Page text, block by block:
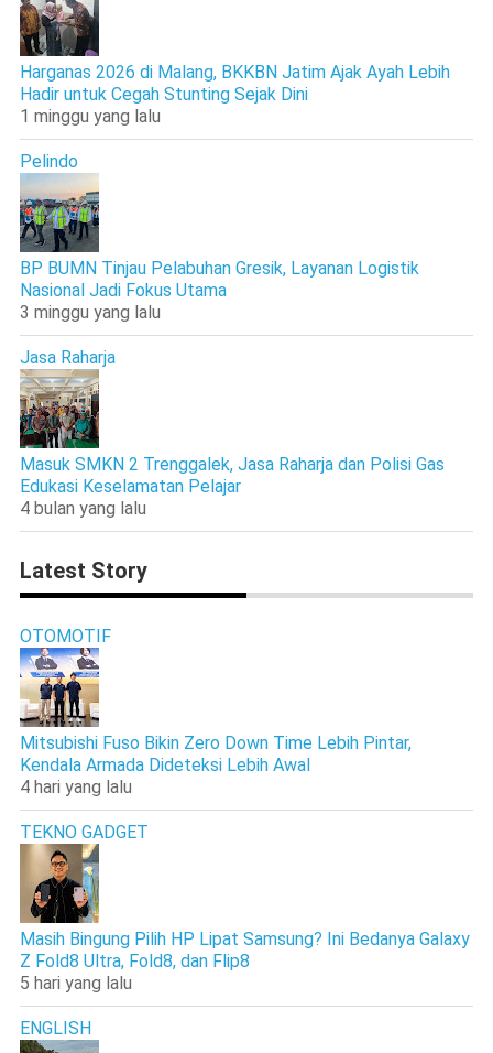
Harganas 2026 di Malang, BKKBN Jatim Ajak Ayah Lebih
Hadir untuk Cegah Stunting Sejak Dini
1 minggu yang lalu
Pelindo
BP BUMN Tinjau Pelabuhan Gresik, Layanan Logistik
Nasional Jadi Fokus Utama
3 minggu yang lalu
Jasa Raharja
Masuk SMKN 2 Trenggalek, Jasa Raharja dan Polisi Gas
Edukasi Keselamatan Pelajar
4 bulan yang lalu
Latest Story
OTOMOTIF
Mitsubishi Fuso Bikin Zero Down Time Lebih Pintar,
Kendala Armada Dideteksi Lebih Awal
4 hari yang lalu
TEKNO GADGET
Masih Bingung Pilih HP Lipat Samsung? Ini Bedanya Galaxy
Z Fold8 Ultra, Fold8, dan Flip8
5 hari yang lalu
ENGLISH